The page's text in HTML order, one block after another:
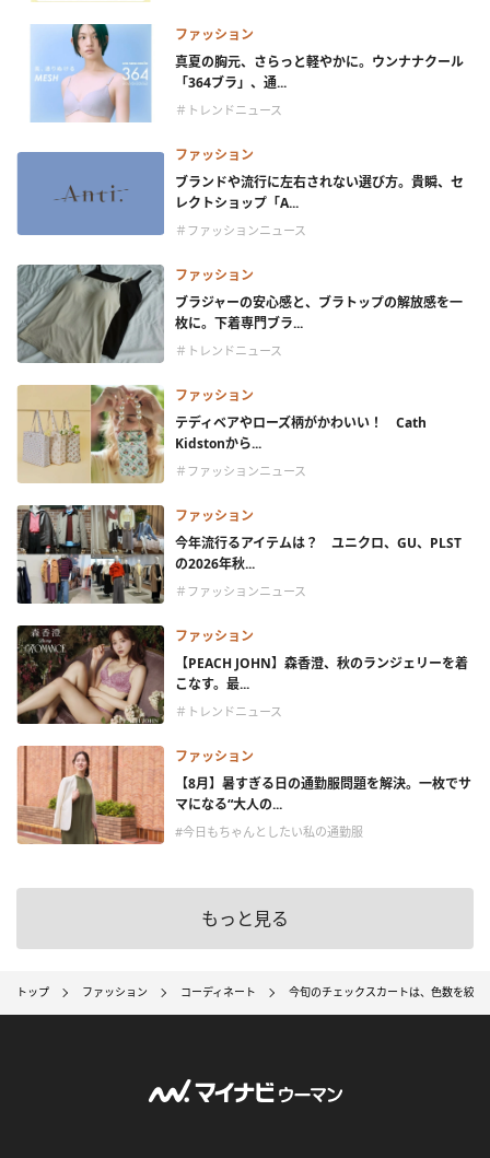
ファッション
真夏の胸元、さらっと軽やかに。ウンナナクール
「364ブラ」、通...
＃トレンドニュース
ファッション
ブランドや流行に左右されない選び方。貴瞬、セ
レクトショップ「A...
＃ファッションニュース
ファッション
ブラジャーの安心感と、ブラトップの解放感を一
枚に。下着専門ブラ...
＃トレンドニュース
ファッション
テディベアやローズ柄がかわいい！ Cath
Kidstonから...
＃ファッションニュース
ファッション
今年流行るアイテムは？ ユニクロ、GU、PLST
の2026年秋...
＃ファッションニュース
ファッション
【PEACH JOHN】森香澄、秋のランジェリーを着
こなす。最...
＃トレンドニュース
ファッション
【8月】暑すぎる日の通勤服問題を解決。一枚でサ
マになる“大人の...
#今日もちゃんとしたい私の通勤服
もっと見る
トップ ファッション コーディネート 今旬のチェックスカートは、色数を絞